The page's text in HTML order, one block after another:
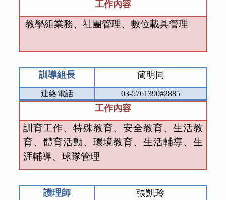
工作內容
教學組業務、社團管理、數位載具管理
訓導組長 簡明同
連絡電話 03-5761390#2885
工作內容
訓育工作、特殊教育、安全教育、生活教
育、體育活動、環境教育、生活輔導、生
涯輔導、 球隊管理
護理師 張凱玲